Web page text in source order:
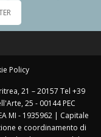
Policy
21 – 20157 Tel +39
25 - 00144 PEC
MI - 1935962 | Capitale
e coordinamento di